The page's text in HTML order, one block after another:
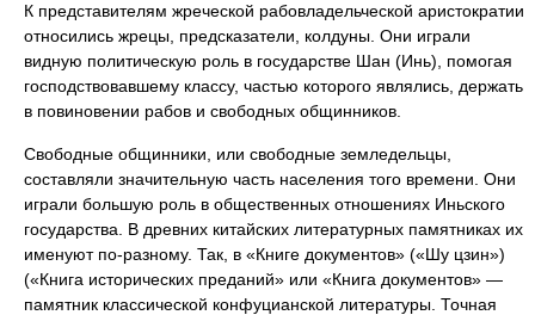
К представителям жреческой рабовладельческой аристократии
относились жрецы, предсказатели, колдуны. Они играли
видную политическую роль в государстве Шан (Инь), помогая
господствовавшему классу, частью которого являлись, держать
в повиновении рабов и свободных общинников.
Свободные общинники, или свободные земледельцы,
составляли значительную часть населения того времени. Они
играли большую роль в общественных отношениях Иньского
государства. В древних китайских литературных памятниках их
именуют по-разному. Так, в «Книге документов» («Шу цзин»)
(«Книга исторических преданий» или «Книга документов» —
памятник классической конфуцианской литературы. Точная